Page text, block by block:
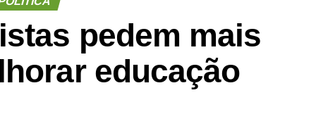
pedem mais
educação